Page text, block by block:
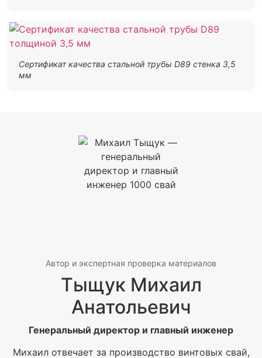
Сертификат качества стальной трубы D89 стенка 3,5
мм
Автор и экспертная проверка материалов
Тыщук Михаил
Анатольевич
Генеральный директор и главный инженер
Михаил отвечает за производство винтовых свай,